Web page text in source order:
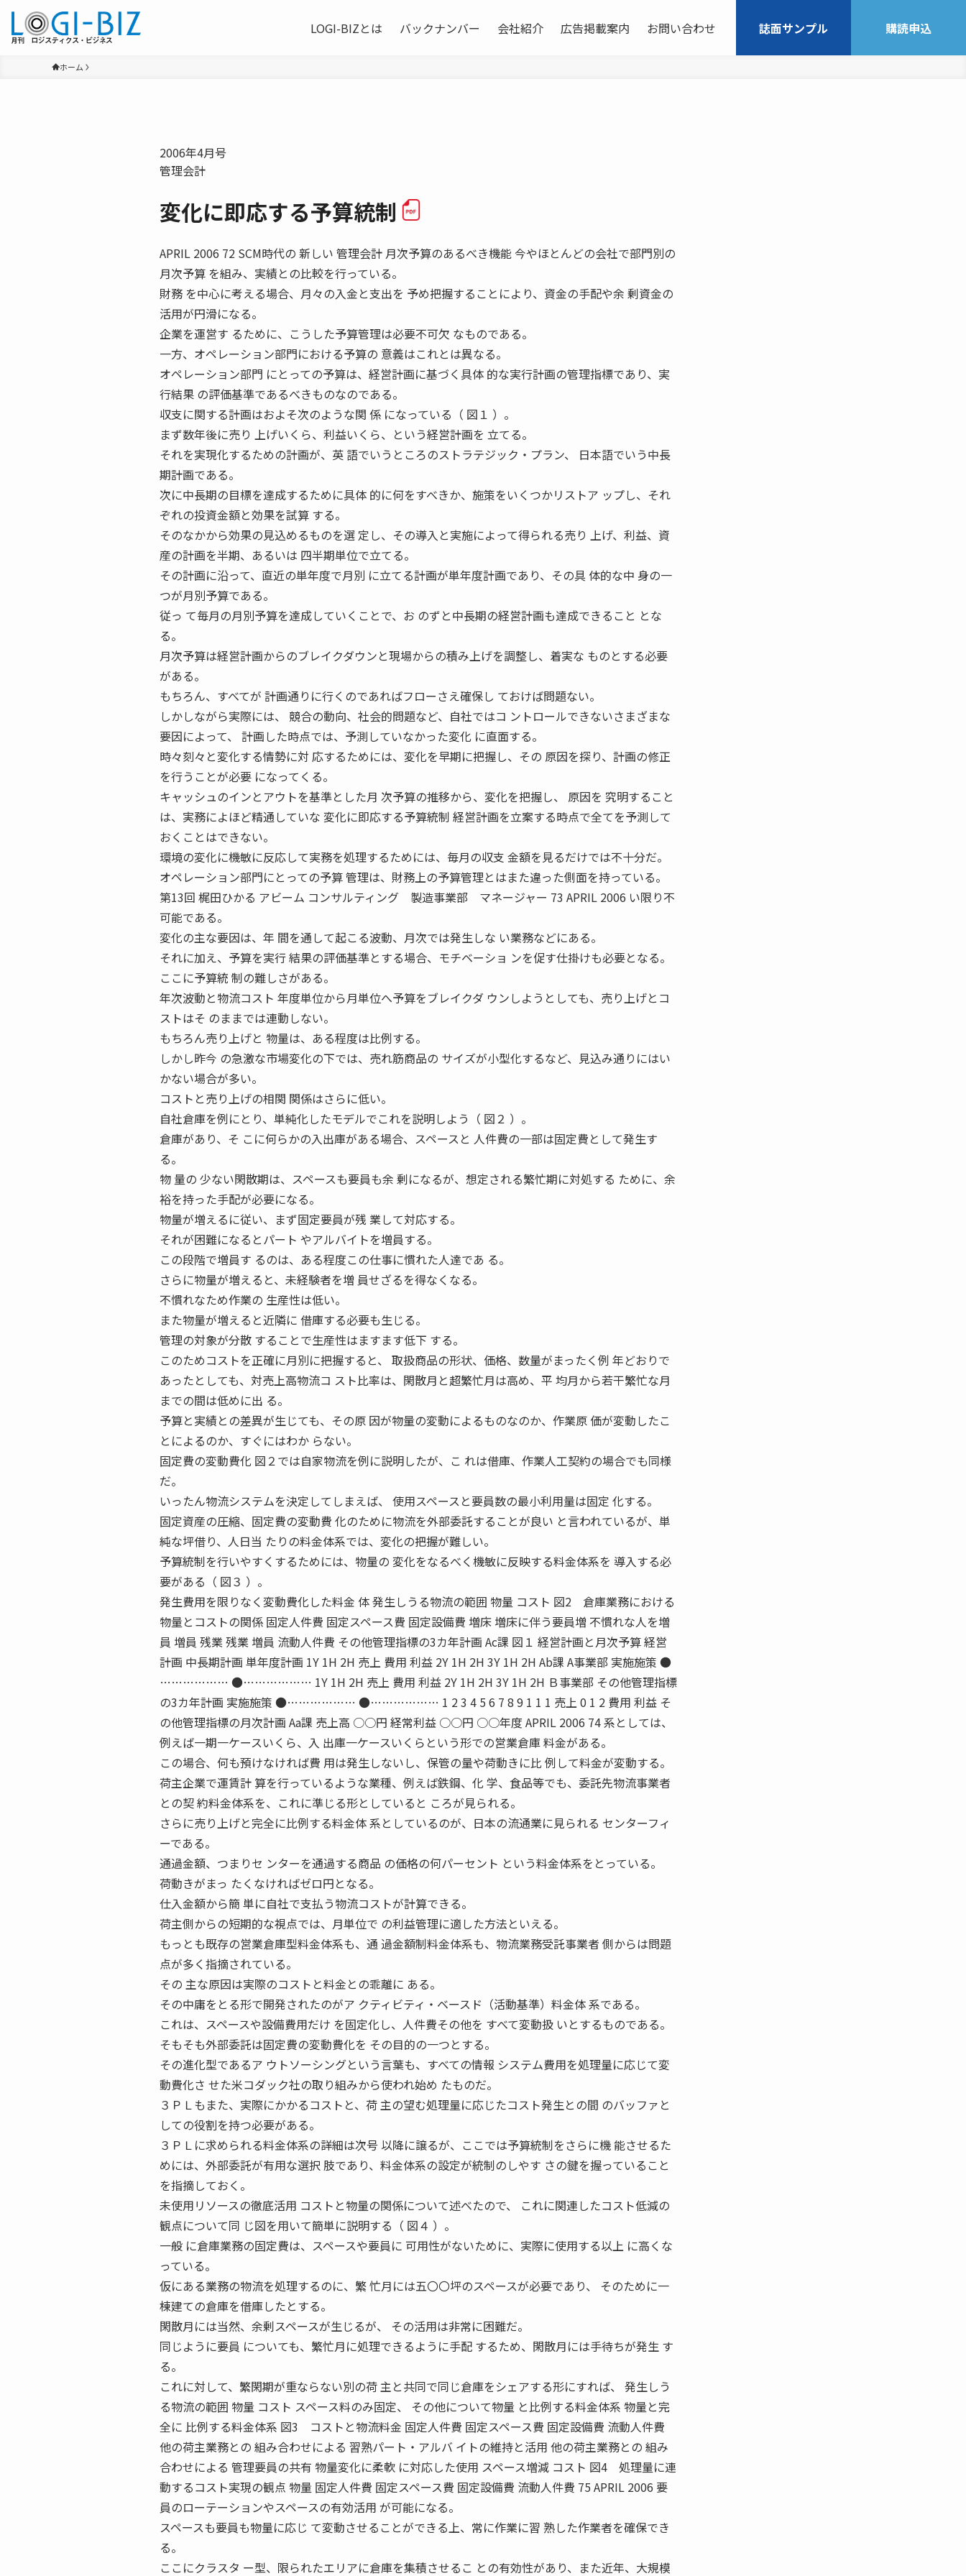
LOGI-BIZとは バックナンバー 会社紹介 広告掲載案内 お問い合わせ 誌面サンプル 購読申込
ホーム
2006年4月号
管理会計
変化に即応する予算統制
APRIL 2006 72 SCM時代の 新しい 管理会計 月次予算のあるべき機能 今やほとんどの会社で部門別の
月次予算 を組み、実績との比較を行っている。
財務 を中心に考える場合、月々の入金と支出を 予め把握することにより、資金の手配や余 剰資金の
活用が円滑になる。
企業を運営す るために、こうした予算管理は必要不可欠 なものである。
一方、オペレーション部門における予算の 意義はこれとは異なる。
オペレーション部門 にとっての予算は、経営計画に基づく具体 的な実行計画の管理指標であり、実
行結果 の評価基準であるべきものなのである。
収支に関する計画はおよそ次のような関 係 になっている（ 図１ ）。
まず数年後に売り 上げいくら、利益いくら、という経営計画を 立てる。
それを実現化するための計画が、英 語でいうところのストラテジック・プラン、 日本語でいう中長
期計画である。
次に中長期の目標を達成するために具体 的に何をすべきか、施策をいくつかリストア ップし、それ
ぞれの投資金額と効果を試算 する。
そのなかから効果の見込めるものを選 定し、その導入と実施によって得られる売り 上げ、利益、資
産の計画を半期、あるいは 四半期単位で立てる。
その計画に沿って、直近の単年度で月別 に立てる計画が単年度計画であり、その具 体的な中 身の一
つが月別予算である。
従っ て毎月の月別予算を達成していくことで、お のずと中長期の経営計画も達成できること とな
る。
月次予算は経営計画からのブレイクダウンと現場からの積み上げを調整し、着実な ものとする必要
がある。
もちろん、すべてが 計画通りに行くのであればフローさえ確保し ておけば問題ない。
しかしながら実際には、 競合の動向、社会的問題など、自社ではコ ントロールできないさまざまな
要因によって、 計画した時点では、予測していなかった変化 に直面する。
時々刻々と変化する情勢に対 応するためには、変化を早期に把握し、その 原因を探り、計画の修正
を行うことが必要 になってくる。
キャッシュのインとアウトを基準とした月 次予算の推移から、変化を把握し、 原因を 究明すること
は、実務によほど精通していな 変化に即応する予算統制 経営計画を立案する時点で全てを予測して
おくことはできない。
環境の変化に機敏に反応して実務を処理するためには、毎月の収支 金額を見るだけでは不十分だ。
オペレーション部門にとっての予算 管理は、財務上の予算管理とはまた違った側面を持っている。
第13回 梶田ひかる アビーム コンサルティング 製造事業部 マネージャー 73 APRIL 2006 い限り不
可能である。
変化の主な要因は、年 間を通して起こる波動、月次では発生しな い業務などにある。
それに加え、予算を実行 結果の評価基準とする場合、モチベーショ ンを促す仕掛けも必要となる。
ここに予算統 制の難しさがある。
年次波動と物流コスト 年度単位から月単位へ予算をブレイクダ ウンしようとしても、売り上げとコ
ストはそ のままでは連動しない。
もちろん売り上げと 物量は、ある程度は比例する。
しかし昨今 の急激な市場変化の下では、売れ筋商品の サイズが小型化するなど、見込み通りにはい
かない場合が多い。
コストと売り上げの相関 関係はさらに低い。
自社倉庫を例にとり、単純化したモデルでこれを説明しよう（ 図２ ）。
倉庫があり、そ こに何らかの入出庫がある場合、スペースと 人件費の一部は固定費として発生す
る。
物 量の 少ない閑散期は、スペースも要員も余 剰になるが、想定される繁忙期に対処する ために、余
裕を持った手配が必要になる。
物量が増えるに従い、まず固定要員が残 業して対応する。
それが困難になるとパート やアルバイトを増員する。
この段階で増員す るのは、ある程度この仕事に慣れた人達であ る。
さらに物量が増えると、未経験者を増 員せざるを得なくなる。
不慣れなため作業の 生産性は低い。
また物量が増えると近隣に 借庫する必要も生じる。
管理の対象が分散 することで生産性はますます低下 する。
このためコストを正確に月別に把握すると、 取扱商品の形状、価格、数量がまったく例 年どおりで
あったとしても、対売上高物流コ スト比率は、閑散月と超繁忙月は高め、平 均月から若干繁忙な月
までの間は低めに出 る。
予算と実績との差異が生じても、その原 因が物量の変動によるものなのか、作業原 価が変動したこ
とによるのか、すぐにはわか らない。
固定費の変動費化 図２では自家物流を例に説明したが、こ れは借庫、作業人工契約の場合でも同様
だ。
いったん物流システムを決定してしまえば、 使用スペースと要員数の最小利用量は固定 化する。
固定資産の圧縮、固定費の変動費 化のために物流を外部委託することが良い と言われているが、単
純な坪借り、人日当 たりの料金体系では、変化の把握が難しい。
予算統制を行いやすくするためには、物量の 変化をなるべく機敏に反映する料金体系を 導入する必
要がある（ 図３ ）。
発生費用を限りなく変動費化した料金 体 発生しうる物流の範囲 物量 コスト 図2 倉庫業務における
物量とコストの関係 固定人件費 固定スペース費 固定設備費 増床 増床に伴う要員増 不慣れな人を増
員 増員 残業 残業 増員 流動人件費 その他管理指標の3カ年計画 Ac課 図１ 経営計画と月次予算 経営
計画 中長期計画 単年度計画 1Y 1H 2H 売上 費用 利益 2Y 1H 2H 3Y 1H 2H Ab課 A事業部 実施施策 ●
……………… ●……………… 1Y 1H 2H 売上 費用 利益 2Y 1H 2H 3Y 1H 2H Ｂ事業部 その他管理指標
の3カ年計画 実施施策 ●……………… ●……………… 1 2 3 4 5 6 7 8 9 1 1 1 売上 0 1 2 費用 利益 そ
の他管理指標の月次計画 Aa課 売上高 ○○円 経常利益 ○○円 ○○年度 APRIL 2006 74 系としては、
例えば一期一ケースいくら、入 出庫一ケースいくらという形での営業倉庫 料金がある。
この場合、何も預けなければ費 用は発生しないし、保管の量や荷動きに比 例して料金が変動する。
荷主企業で運賃計 算を行っているような業種、例えば鉄鋼、化 学、食品等でも、委託先物流事業者
との契 約料金体系を、これに準じる形としていると ころが見られる。
さらに売り上げと完全に比例する料金体 系としているのが、日本の流通業に見られる センターフィ
ーである。
通過金額、つまりセ ンターを通過する商品 の価格の何パーセント という料金体系をとっている。
荷動きがまっ たくなければゼロ円となる。
仕入金額から簡 単に自社で支払う物流コストが計算できる。
荷主側からの短期的な視点では、月単位で の利益管理に適した方法といえる。
もっとも既存の営業倉庫型料金体系も、通 過金額制料金体系も、物流業務受託事業者 側からは問題
点が多く指摘されている。
その 主な原因は実際のコストと料金との乖離に ある。
その中庸をとる形で開発されたのがア クティビティ・ベースド（活動基準）料金体 系である。
これは、スペースや設備費用だけ を固定化し、人件費その他を すべて変動扱 いとするものである。
そもそも外部委託は固定費の変動費化を その目的の一つとする。
その進化型であるア ウトソーシングという言葉も、すべての情報 システム費用を処理量に応じて変
動費化さ せた米コダック社の取り組みから使われ始め たものだ。
３ＰＬもまた、実際にかかるコストと、荷 主の望む処理量に応じたコスト発生との間 のバッファと
しての役割を持つ必要がある。
３ＰＬに求められる料金体系の詳細は次号 以降に譲るが、ここでは予算統制をさらに機 能させるた
めには、外部委託が有用な選択 肢であり、料金体系の設定が統制のしやす さの鍵を握っていること
を指摘しておく。
未使用リソースの徹底活用 コストと物量の関係について述べたので、 これに関連したコスト低減の
観点について同 じ図を用いて簡単に説明する（ 図４ ）。
一般 に倉庫業務の固定費は、スペースや要員に 可用性がないために、実際に使用する以上 に高くな
っている。
仮にある業務の物流を処理するのに、繁 忙月には五〇〇坪のスペースが必要であり、 そのために一
棟建ての倉庫を借庫したとする。
閑散月には当然、余剰スペースが生じるが、 その活用は非常に困難だ。
同じように要員 についても、繁忙月に処理できるように手配 するため、閑散月には手待ちが発生 す
る。
これに対して、繁閑期が重ならない別の荷 主と共同で同じ倉庫をシェアする形にすれば、 発生しう
る物流の範囲 物量 コスト スペース料のみ固定、 その他について物量 と比例する料金体系 物量と完
全に 比例する料金体系 図3 コストと物流料金 固定人件費 固定スペース費 固定設備費 流動人件費
他の荷主業務との 組み合わせによる 習熟パート・アルバ イトの維持と活用 他の荷主業務との 組み
合わせによる 管理要員の共有 物量変化に柔軟 に対応した使用 スペース増減 コスト 図4 処理量に連
動するコスト実現の観点 物量 固定人件費 固定スペース費 固定設備費 流動人件費 75 APRIL 2006 要
員のローテーションやスペースの有効活用 が可能になる。
スペースも要員も物量に応じ て変動させることができる上、常に作業に習 熟した作業者を確保でき
る。
ここにクラスタ ー型、限られたエリアに倉庫を集積させるこ との有効性があり、また近年、大規模